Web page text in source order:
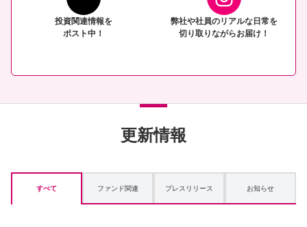
投資関連情報を
ポスト中！
弊社や社員のリアルな日常を
切り取りながらお届け！
更新情報
すべて ファンド関連 プレスリリース お知らせ